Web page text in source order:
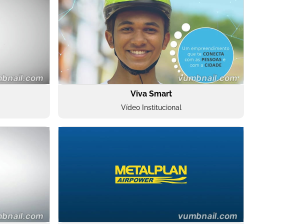
Viva Smart
Vídeo Institucional